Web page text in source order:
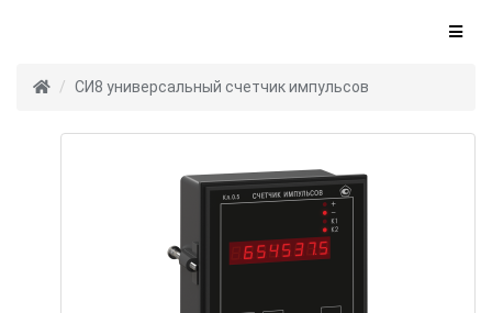
СИ8 универсальный счетчик импульсов